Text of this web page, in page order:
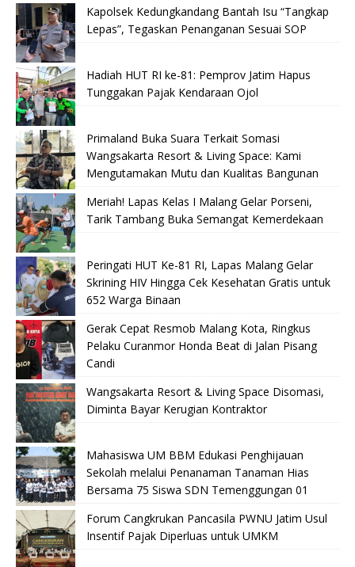
Kapolsek Kedungkandang Bantah Isu “Tangkap
Lepas”, Tegaskan Penanganan Sesuai SOP
Hadiah HUT RI ke-81: Pemprov Jatim Hapus
Tunggakan Pajak Kendaraan Ojol
Primaland Buka Suara Terkait Somasi
Wangsakarta Resort & Living Space: Kami
Mengutamakan Mutu dan Kualitas Bangunan
Meriah! Lapas Kelas I Malang Gelar Porseni,
Tarik Tambang Buka Semangat Kemerdekaan
Peringati HUT Ke-81 RI, Lapas Malang Gelar
Skrining HIV Hingga Cek Kesehatan Gratis untuk
652 Warga Binaan
Gerak Cepat Resmob Malang Kota, Ringkus
Pelaku Curanmor Honda Beat di Jalan Pisang
Candi
Wangsakarta Resort & Living Space Disomasi,
Diminta Bayar Kerugian Kontraktor
Mahasiswa UM BBM Edukasi Penghijauan
Sekolah melalui Penanaman Tanaman Hias
Bersama 75 Siswa SDN Temenggungan 01
Forum Cangkrukan Pancasila PWNU Jatim Usul
Insentif Pajak Diperluas untuk UMKM